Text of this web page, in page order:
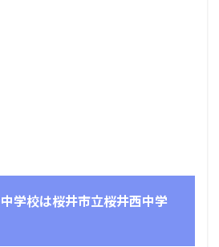
学校は桜井市立桜井西中学